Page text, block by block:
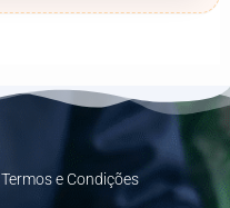
Termos e Condições